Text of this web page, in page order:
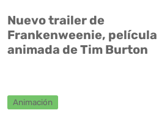
Nuevo trailer de
Frankenweenie, película
animada de Tim Burton
Animación